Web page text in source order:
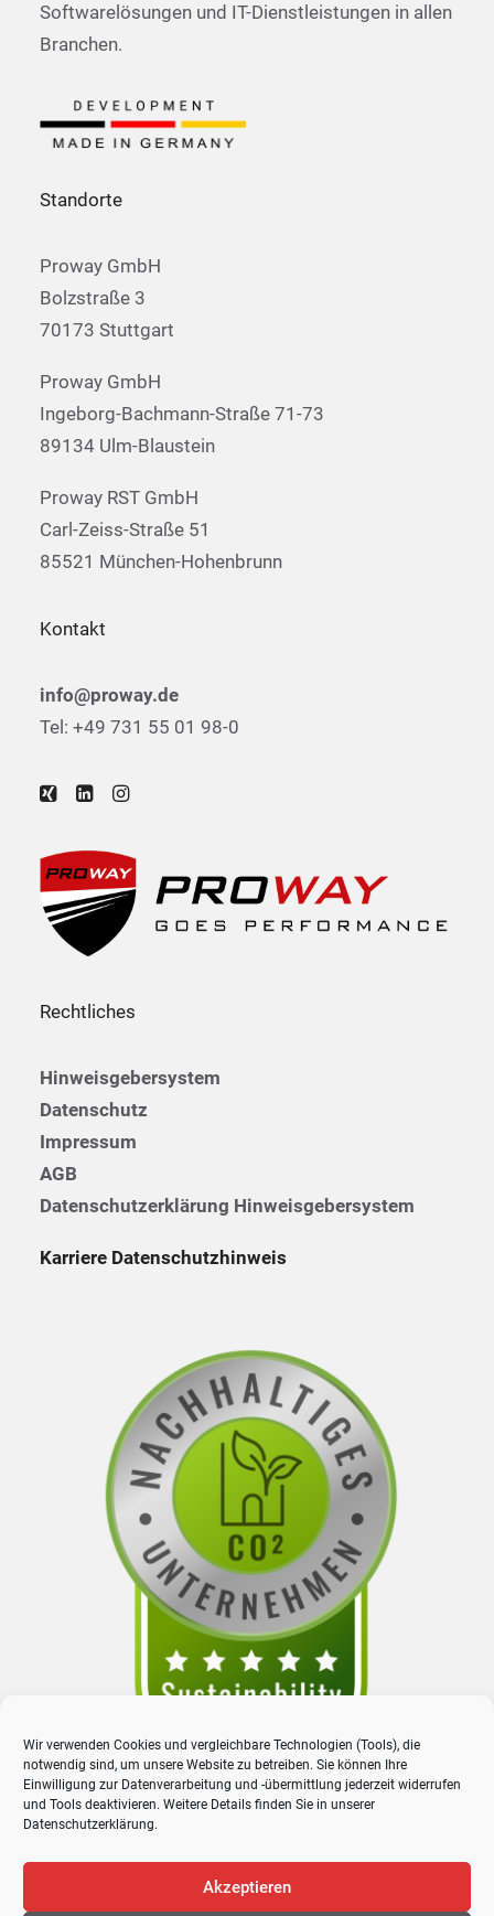
Wir verwenden Cookies und vergleichbare Technologien (Tools), die
notwendig sind, um unsere Website zu betreiben. Sie können Ihre
Einwilligung zur Datenverarbeitung und -übermittlung jederzeit widerrufen
und Tools deaktivieren. Weitere Details finden Sie in unserer
Datenschutzerklärung.
Akzeptieren
Softwarelösungen und IT-Dienstleistungen in allen
Branchen.
Standorte
Proway GmbH
Bolzstraße 3
70173 Stuttgart
Proway GmbH
Ingeborg-Bachmann-Straße 71-73
89134 Ulm-Blaustein
Proway RST GmbH
Carl-Zeiss-Straße 51
85521 München-Hohenbrunn
Kontakt
info@proway.de
Tel: +49 731 55 01 98-0
Rechtliches
Hinweisgebersystem
Datenschutz
Impressum
AGB
Datenschutzerklärung Hinweisgebersystem
Karriere Datenschutzhinweis